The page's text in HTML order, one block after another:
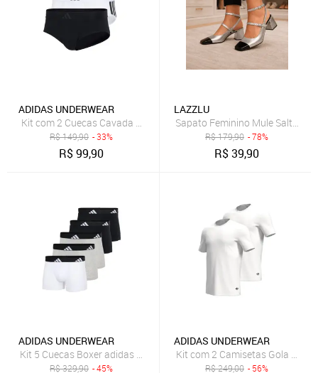
ADIDAS UNDERWEAR
Kit com 2 Cuecas Cavada Baixa adidas Underwear Multicolorido
R$149,90 - 33%
R$99,90
LAZZLU
Sapato Feminino Mule Salto
R$179,90 - 78%
R$39,90
ADIDAS UNDERWEAR
Kit 5 Cuecas Boxer adidas Underwear Multicolorido
R$329,90 - 45%
ADIDAS UNDERWEAR
Kit com 2 Camisetas Gola
R$249,00 - 56%